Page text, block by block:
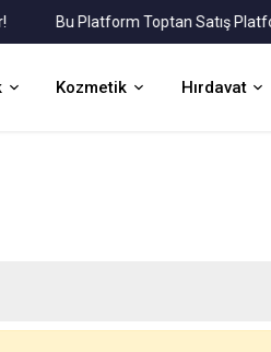
Bu Platform Toptan Satış
Kozmetik Hırdavat